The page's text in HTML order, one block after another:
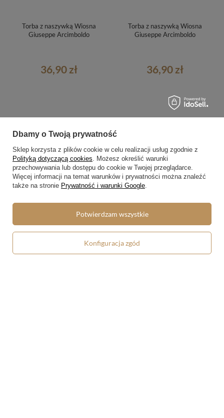
Torba z naszywką Wiosna
Giuseppe Arcimboldo
36,90 zł
Torba z naszywką Wiosna
Giuseppe Arcimboldo
36,90 zł
Jacek Malczewski
Giuseppe Arcimboldo
Dbamy o Twoją prywatność
Sklep korzysta z plików cookie w celu realizacji usług zgodnie z
Polityką dotyczącą cookies. Możesz określić warunki
przechowywania lub dostępu do cookie w Twojej przeglądarce.
Więcej informacji na temat warunków i prywatności można znaleźć
także na stronie Prywatność i warunki Google.
Konfiguracja zgód
Potwierdzam wszystkie